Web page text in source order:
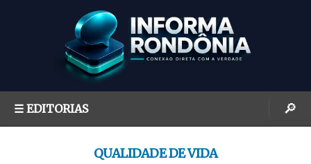
☰ EDITORIAS 🔎
QUALIDADE DE VIDA